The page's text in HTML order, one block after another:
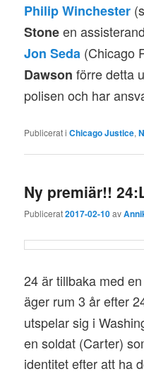
Philip Winchester
Stoneen
Jon Seda (Chicago
Dawson förre detta
polisen och har
Publicerat i Chicago Justice,
Ny premiär!!
Publicerat2017-02-10av
24 är tillbaka med
äger rum 3 år efter
utspelar sig i
en soldat (Carter)
identitet efter att ha